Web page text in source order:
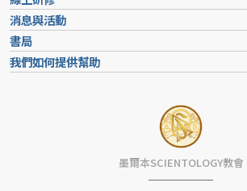
消息與活動
書局
我們如何提供幫助
墨爾本SCIENTOLOGY教會